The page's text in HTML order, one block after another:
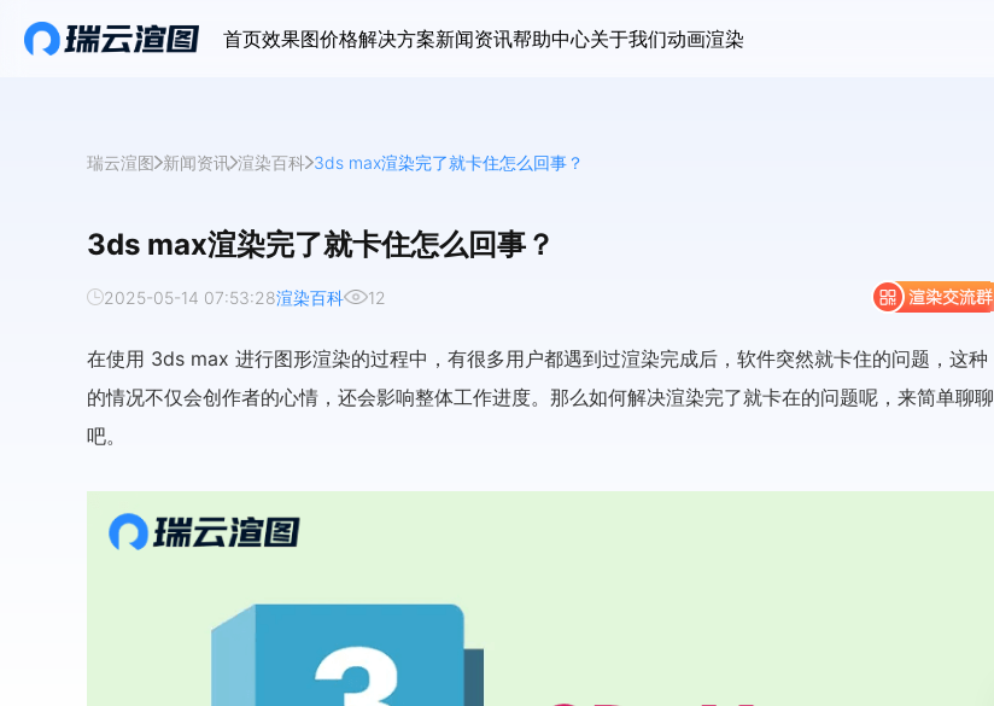
首页效果图价格解决方案新闻资讯帮助中心关于我们动画渲染
瑞云渲图 新闻资讯 渲染百科 3ds max渲染完了就卡住怎么回事？
3ds max渲染完了就卡住怎么回事？
2025-05-14 07:53:28渲染百科 12
在使用 3ds max 进行图形渲染的过程中，有很多用户都遇到过渲染完成后，软件突然就卡住的问题，这种
的情况不仅会创作者的心情，还会影响整体工作进度。那么如何解决渲染完了就卡在的问题呢，来简单聊聊
吧。